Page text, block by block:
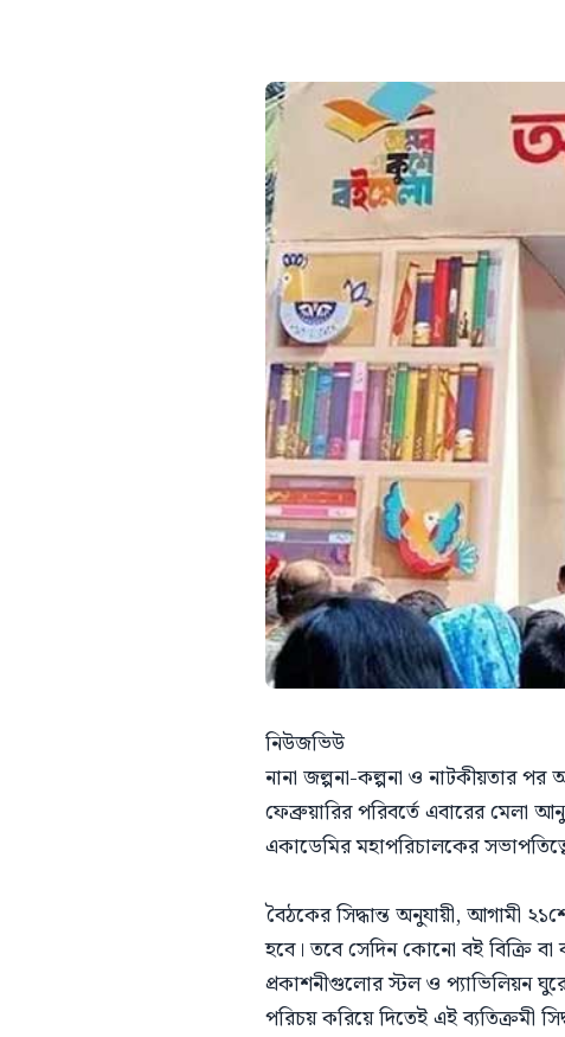
নিউজভিউ
নানা জল্পনা-কল্পনা ও নাটকীয়তার
ফেব্রুয়ারির পরিবর্তে এবারের মেলা
একাডেমির মহাপরিচালকের
বৈঠকের সিদ্ধান্ত অনুযায়ী, আগামী
হবে। তবে সেদিন কোনো বই বিক্রি বা
প্রকাশনীগুলোর স্টল ও প্যাভিলিয়ন
পরিচয় করিয়ে দিতেই এই ব্যতিক্রমী